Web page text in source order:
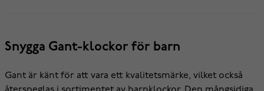
Snygga Gant-klockor för barn
Gant är känt för att vara ett kvalitetsmärke, vilket också